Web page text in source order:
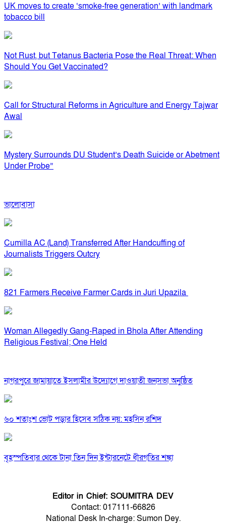
UK moves to create ‘smoke-free generation’ with landmark
tobacco bill
Not Rust, but Tetanus Bacteria Pose the Real Threat: When
Should You Get Vaccinated?
Call for Structural Reforms in Agriculture and Energy Tajwar
Awal
Mystery Surrounds DU Student’s Death Suicide or Abetment
Under Probe”
ভালোবাসা
Cumilla AC (Land) Transferred After Handcuffing of
Journalists Triggers Outcry
821 Farmers Receive Farmer Cards in Juri Upazila
Woman Allegedly Gang-Raped in Bhola After Attending
Religious Festival; One Held
নাগরপুরে জামায়াতে ইসলামীর উদ্যোগে দাওয়াতী জনসভা অনুষ্ঠিত
৬০ শতাংশ ভোট পড়ার হিসেব সঠিক নয়: মহসিন রশিদ
বৃহস্পতিবার থেকে টানা তিন দিন ইন্টারনেটে ধীরগতির শঙ্কা
Editor in Chief: SOUMITRA DEV
Contact: 017111-66826
National Desk In-charge: Sumon Dey.